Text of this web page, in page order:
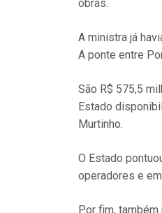
obras.
A ministra já
A ponte entre
São R$ 575,5
Estado
Murtinho.
O Estado
operadores e
Por fim,